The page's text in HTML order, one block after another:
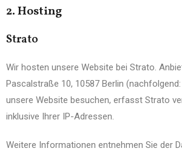
2. Hosting
Strato
Wir hosten unsere Website bei Strato.
Pascalstraße 10, 10587 Berlin (nachfolgend:
unsere Website besuchen, erfasst Strato
inklusive Ihrer IP-Adressen.
Weitere Informationen entnehmen Sie der